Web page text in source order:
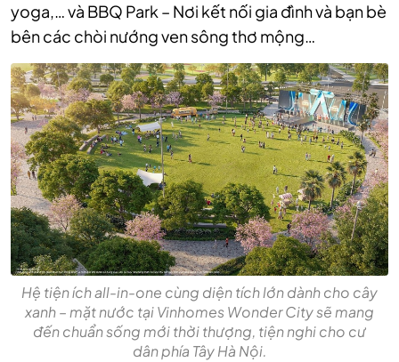
yoga,… và BBQ Park – Nơi kết nối gia đình và bạn bè
bên các chòi nướng ven sông thơ mộng…
Hệ tiện ích all-in-one cùng diện tích lớn dành cho cây
xanh – mặt nước tại Vinhomes Wonder City sẽ mang
đến chuẩn sống mới thời thượng, tiện nghi cho cư
dân phía Tây Hà Nội.